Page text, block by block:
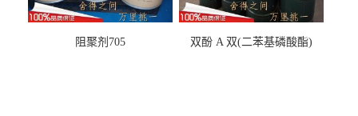
阻聚剂705 双酚 A 双(二苯基磷酸酯)